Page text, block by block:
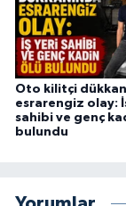
Oto kilitçi
esrarengiz olay:
sahibi ve genç
bulundu